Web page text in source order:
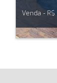
Venda -